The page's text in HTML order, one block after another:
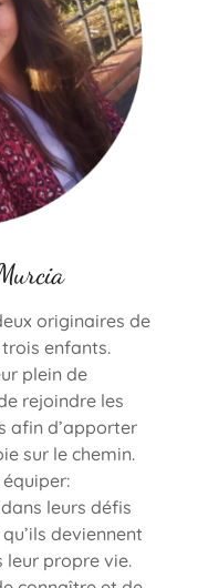
originaires de
enfants.
plein de
rejoindre les
afin d’apporter
sur le chemin.
leurs défis
deviennent
leur propre vie.